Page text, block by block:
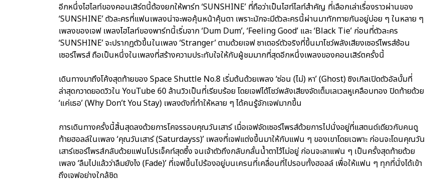
อีกหนึ่งไฮไลท์ของคอนเสิร์ตนี้ต้องยกให้พาร์ท ‘SUNSHINE’ ที่ถือว่าเป็นไฮท์ไลท์สำคัญ ที่เลือกเล่าเรื่องราวผ่านของ
‘SUNSHINE’ ตัวละครที่แฟนเพลงน่าจะพอคุ้นหน้าคุ้นตา เพราะมักจะมีตัวละครนี้ผ่านมาทักทายกันอยู่บ่อย ๆ ในหลาย ๆ
เพลงของเจฟ เพลงไฮไลท์ของพาร์ทนี้เริ่มจาก ‘Dum Dum’, ‘Feeling Good’ และ ‘Black Tie’ ก่อนที่ตัวละคร
‘SUNSHINE’ จะปรากฏตัวขึ้นในเพลง ‘Stranger’ ตามด้วยเจฟ ซาเตอร์ตัวจริงที่ขึ้นมาโชว์พลังเสียงเซอร์ไพรส์ซ้อน
เซอร์ไพรส์ ถือเป็นหนึ่งในเพลงที่สร้างความประทับใจให้กับผู้ชมมากที่สุดอีกหนึ่งเพลงของคอนเสิร์ตครั้งนี้
เดินทางมาถึงโค้งสุดท้ายของ Space Shuttle No.8 เริ่มต้นด้วยเพลง ‘ซ่อน (ไม่) หา’ (Ghost) ซิงเกิลเปิดตัวอัลบั้มที่
ล่าสุดกวาดยอดวิวใน YouTube 60 ล้านวิวเป็นที่เรียบร้อย โดยเจฟได้โชว์พลังเสียงจัดเต็มเลเวลหูเคลือบทอง ปิดท้ายด้วย
‘แค่เธอ’ (Why Don’t You Stay) เพลงดังที่ทำให้หลาย ๆ ได้คนรู้จักเจฟมากขึ้น
การเดินทางครั้งนี้สิ้นสุดลงด้วยการโคจรรอบคุณวันเสาร์ เมื่อเจฟจัดเซอร์ไพรส์ด้วยการไปนั่งอยู่ที่แสตนด์เดียวกับคนดู
ท้ายฮอลล์ในเพลง ‘คุณวันเสาร์ (Saturdayss)’ เพลงที่เจฟแต่งขึ้นมาให้กับแฟน ๆ ของเขาโดยเฉพาะ ก่อนจะโดนคุณวัน
เสาร์เซอร์ไพรส์กลับด้วยแฟนโปรเจ็คท์สุดซึ้ง จนเจ้าตัวถึงกลับกลั้นน้ำตาไว้ไม่อยู่ ก่อนจะลาแฟน ๆ เป็นครั้งสุดท้ายด้วย
เพลง ‘ลืมไปแล้วว่าลืมยังไง (Fade)’ ที่เจฟขึ้นไปร้องอยู่บนเครนที่เคลื่อนที่ไปรอบทั้งฮอลล์ เพื่อให้แฟน ๆ ทุกที่นั่งได้เข้า
ถึงเจฟอย่างใกล้ชิด